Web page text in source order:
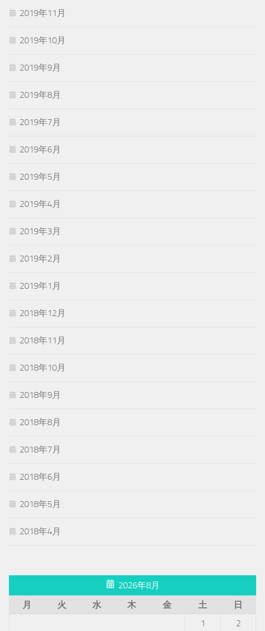
2019年11月
2019年10月
2019年9月
2019年8月
2019年7月
2019年6月
2019年5月
2019年4月
2019年3月
2019年2月
2019年1月
2018年12月
2018年11月
2018年10月
2018年9月
2018年8月
2018年7月
2018年6月
2018年5月
2018年4月
2026年8月
月
火 水 木 金 土
日
1
2